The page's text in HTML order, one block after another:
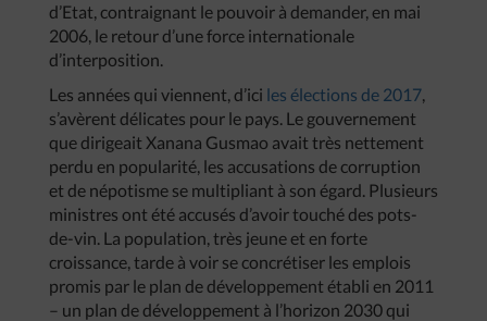
d’Etat, contraignant le pouvoir à demander, en mai
2006, le retour d’une force internationale
d’interposition.
Les années qui viennent, d’ici les élections de 2017,
s’avèrent délicates pour le pays. Le gouvernement
que dirigeait Xanana Gusmao avait très nettement
perdu en popularité, les accusations de corruption
et de népotisme se multipliant à son égard. Plusieurs
ministres ont été accusés d’avoir touché des pots-
de-vin. La population, très jeune et en forte
croissance, tarde à voir se concrétiser les emplois
promis par le plan de développement établi en 2011
– un plan de développement à l’horizon 2030 qui